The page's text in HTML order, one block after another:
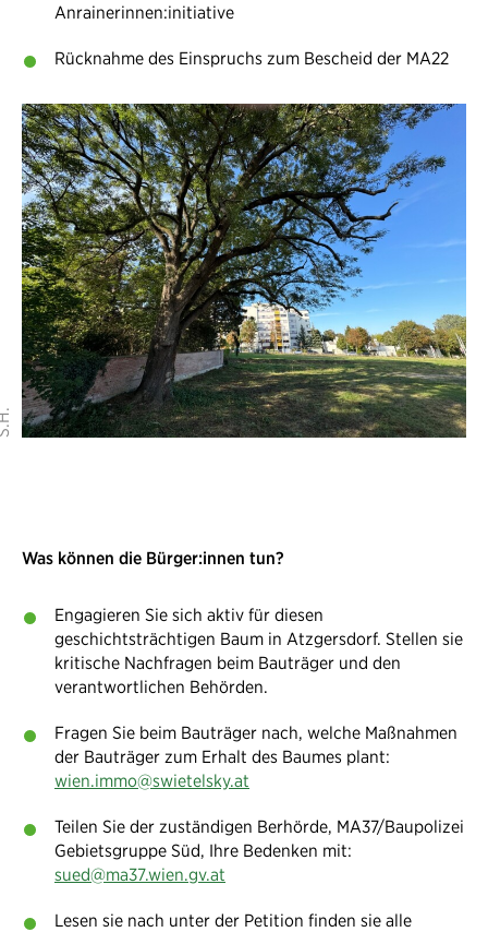
Anrainerinnen:initiative
Rücknahme des Einspruchs zum Bescheid der MA22
Was können die Bürger:innen tun?
Engagieren Sie sich aktiv für diesen
geschichtsträchtigen Baum in Atzgersdorf. Stellen sie
kritische Nachfragen beim Bauträger und den
verantwortlichen Behörden.
Fragen Sie beim Bauträger nach, welche Maßnahmen
der Bauträger zum Erhalt des Baumes plant:
wien.immo@swietelsky.at
Teilen Sie der zuständigen Berhörde, MA37/Baupolizei
Gebietsgruppe Süd, Ihre Bedenken mit:
sued@ma37.wien.gv.at
Lesen sie nach unter der Petition finden sie alle